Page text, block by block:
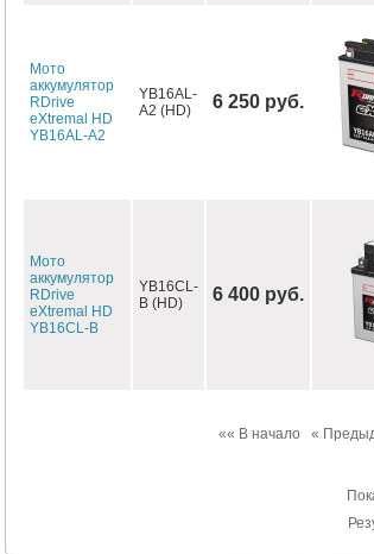
Мото
аккумулятор
RDrive
eXtremal HD
YB16AL-A2
YB16AL-
A2 (HD)
6 250 руб.
Мото
аккумулятор
RDrive
eXtremal HD
YB16CL-B
YB16CL-
B (HD)
6 400 руб.
«« В начало «